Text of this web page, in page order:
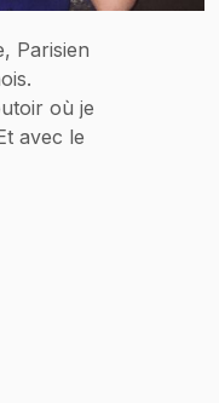
Parisien
où je
avec le